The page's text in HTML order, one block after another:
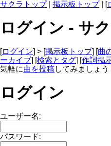
サクラトップ| 掲示板トップ| [
ログイン - サ
[ログイン] > [掲示板トップ] [曲
ーカイブ] [検索とタグ] [作詞掲
気軽に曲を投稿してみましょう
ログイン
ユーザー名:
パスワード: